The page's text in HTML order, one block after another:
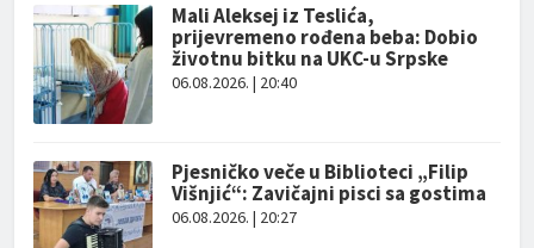
Mali Aleksej iz Teslića,
prijevremeno rođena beba: Dobio
životnu bitku na UKC-u Srpske
06.08.2026. | 20:40
Pjesničko veče u Biblioteci „Filip
Višnjić“: Zavičajni pisci sa gostima
06.08.2026. | 20:27